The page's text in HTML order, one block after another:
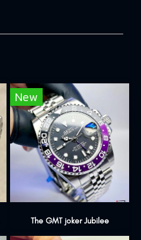
New
The GMT joker Jubilee